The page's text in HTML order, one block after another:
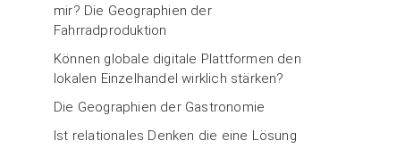
mir? Die Geographien der
Fahrradproduktion
Können globale digitale Plattformen den
lokalen Einzelhandel wirklich stärken?
Die Geographien der Gastronomie
Ist relationales Denken die eine Lösung